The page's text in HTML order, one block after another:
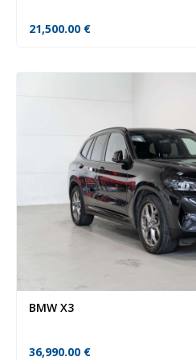
21,500.00 €
BMW X3
36,990.00 €